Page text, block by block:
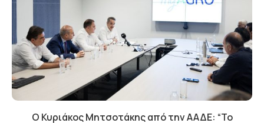
Ο Κυριάκος Μητσοτάκης από την ΑΑΔΕ: “Το